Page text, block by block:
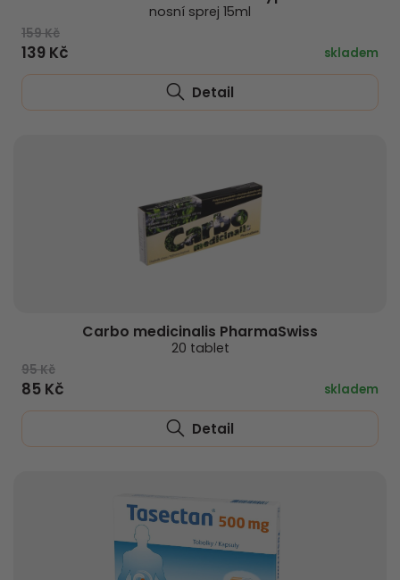
nosní sprej 15ml
159 Kč
139 Kč skladem
Detail
Carbo medicinalis PharmaSwiss
20 tablet
95 Kč
85 Kč skladem
Detail